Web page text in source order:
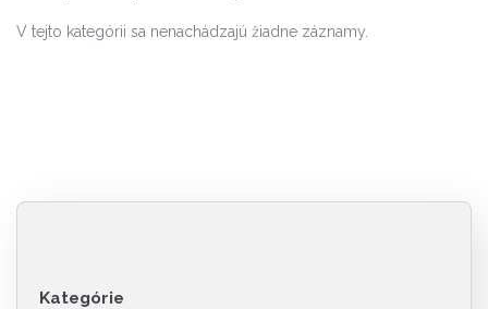
V tejto kategórii sa nenachádzajú žiadne záznamy.
Kategórie